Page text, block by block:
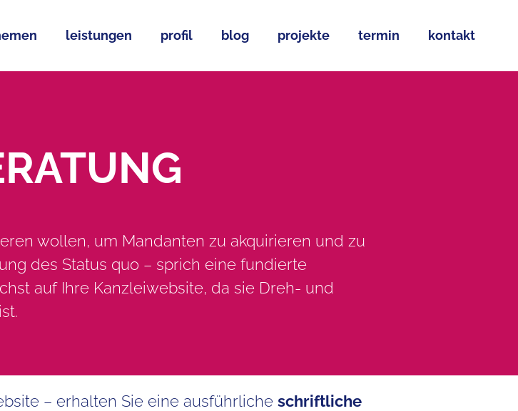
leistungen profil blog projekte termin kontakt
wollen, um Mandanten zu akquirieren und zu
des Status quo – sprich eine fundierte
auf Ihre Kanzleiwebsite, da sie Dreh- und
– erhalten Sie eine ausführliche schriftliche